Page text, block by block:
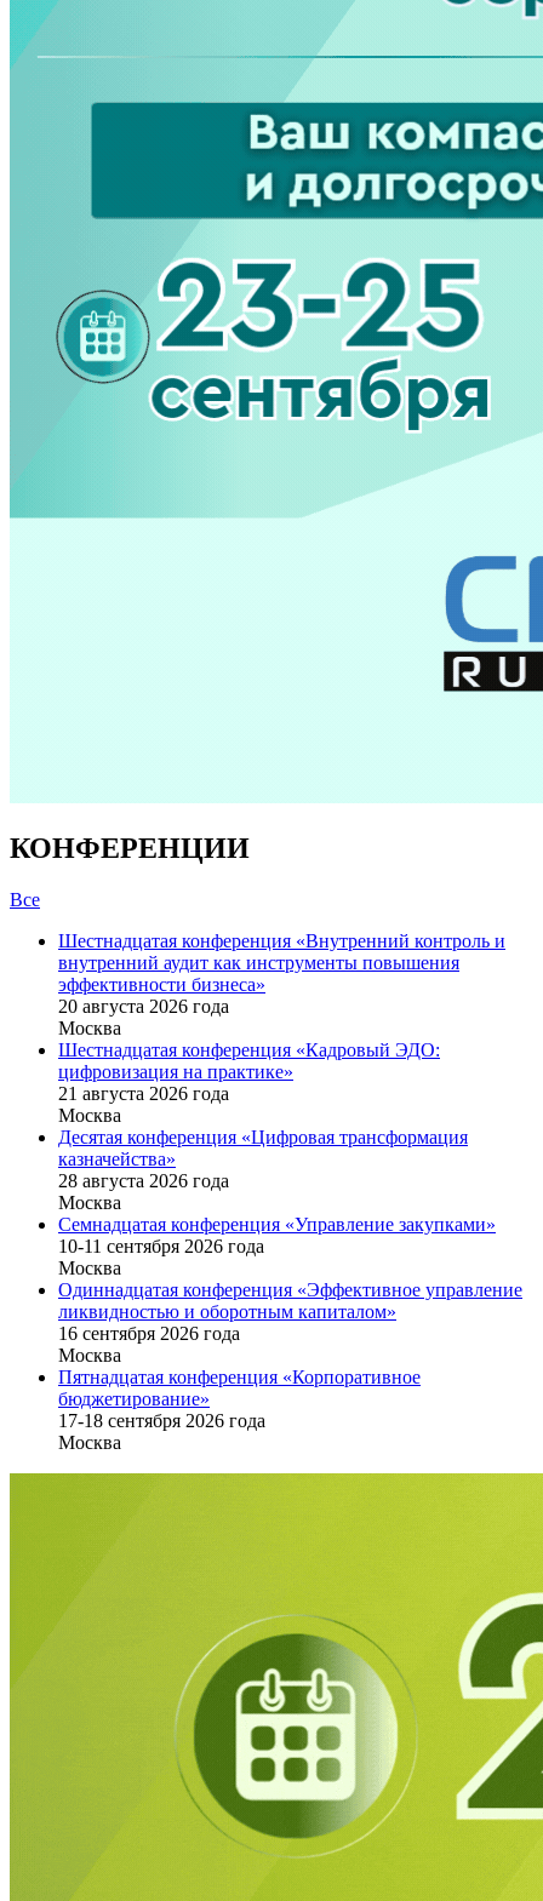
КОНФЕРЕНЦИИ
Все
Шестнадцатая конференция «Внутренний контроль и
внутренний аудит как инструменты повышения
эффективности бизнеса»
20 августа 2026 года
Москва
Шестнадцатая конференция «Кадровый ЭДО:
цифровизация на практике»
21 августа 2026 года
Москва
Десятая конференция «Цифровая трансформация
казначейства»
28 августа 2026 года
Москва
Семнадцатая конференция «Управление закупками»
10-11 сентября 2026 года
Москва
Одиннадцатая конференция «Эффективное управление
ликвидностью и оборотным капиталом»
16 cентября 2026 года
Москва
Пятнадцатая конференция «Корпоративное
бюджетирование»
17-18 сентября 2026 года
Москва